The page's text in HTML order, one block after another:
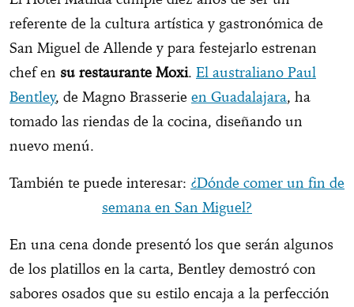
referente de la cultura artística y gastronómica de
San Miguel de Allende y para festejarlo estrenan
chef en su restaurante Moxi. El australiano Paul
Bentley, de Magno Brasserie en Guadalajara, ha
tomado las riendas de la cocina, diseñando un
nuevo menú.
También te puede interesar: ¿Dónde comer un fin de
semana en San Miguel?
En una cena donde presentó los que serán algunos
de los platillos en la carta, Bentley demostró con
sabores osados que su estilo encaja a la perfección